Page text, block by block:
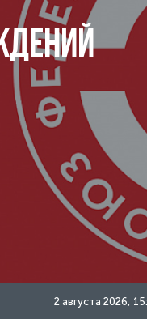
2 августа 2026,